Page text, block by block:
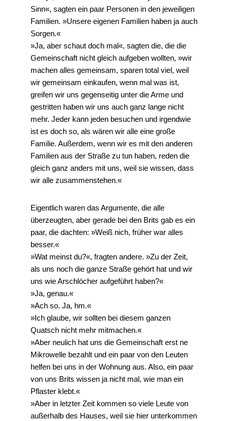
Sinn«, sagten ein paar Personen in den jeweiligen
Familien. »Unsere eigenen Familien haben ja auch
Sorgen.«
»Ja, aber schaut doch mal«, sagten die, die die
Gemeinschaft nicht gleich aufgeben wollten, »wir
machen alles gemeinsam, sparen total viel, weil
wir gemeinsam einkaufen, wenn mal was ist,
greifen wir uns gegenseitig unter die Arme und
gestritten haben wir uns auch ganz lange nicht
mehr. Jeder kann jeden besuchen und irgendwie
ist es doch so, als wären wir alle eine große
Familie. Außerdem, wenn wir es mit den anderen
Familien aus der Straße zu tun haben, reden die
gleich ganz anders mit uns, weil sie wissen, dass
wir alle zusammenstehen.«
Eigentlich waren das Argumente, die alle
überzeugten, aber gerade bei den Brits gab es ein
paar, die dachten: »Weiß nich, früher war alles
besser.«
»Wat meinst du?«, fragten andere. »Zu der Zeit,
als uns noch die ganze Straße gehört hat und wir
uns wie Arschlöcher aufgeführt haben?«
»Ja, genau.«
»Ach so. Ja, hm.«
»Ich glaube, wir sollten bei diesem ganzen
Quatsch nicht mehr mitmachen.«
»Aber neulich hat uns die Gemeinschaft erst ne
Mikrowelle bezahlt und ein paar von den Leuten
helfen bei uns in der Wohnung aus. Also, ein paar
von uns Brits wissen ja nicht mal, wie man ein
Pflaster klebt.«
»Aber in letzter Zeit kommen so viele Leute von
außerhalb des Hauses, weil sie hier unterkommen